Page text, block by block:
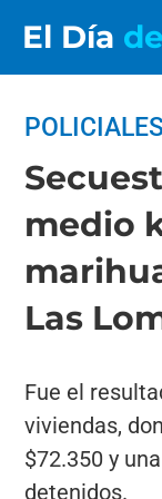
El Día
POLICIALES
medio
Las
Fue el
viviendas,
$72.350 y
detenidos.